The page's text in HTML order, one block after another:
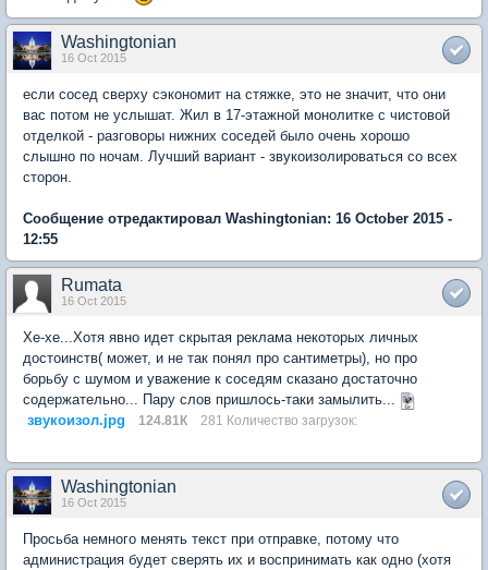
Washingtonian
16 Oct 2015
если сосед сверху сэкономит на стяжке, это не значит, что они
вас потом не услышат. Жил в 17-этажной монолитке с чистовой
отделкой - разговоры нижних соседей было очень хорошо
слышно по ночам. Лучший вариант - звукоизолироваться со всех
сторон.
Сообщение отредактировал Washingtonian: 16 October 2015 -
12:55
Rumata
16 Oct 2015
Хе-хе...Хотя явно идет скрытая реклама некоторых личных
достоинств( может, и не так понял про сантиметры), но про
борьбу с шумом и уважение к соседям сказано достаточно
содержательно... Пару слов пришлось-таки замылить...
звукоизол.jpg
124.81К 281 Количество загрузок:
Washingtonian
16 Oct 2015
Просьба немного менять текст при отправке, потому что
администрация будет сверять их и воспринимать как одно (хотя